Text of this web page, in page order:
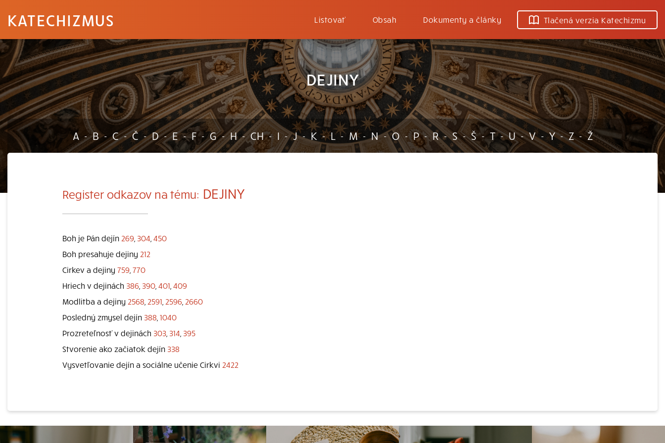
KATECHIZMUS Listovať Obsah Dokumenty a články Tlačená verzia Katechizmu
DEJINY
A - B - C - Č - D - E - F - G - H - CH - I - J - K - L - M - N - O - P - R - S - Š - T - U - V - Y - Z - Ž
Register odkazov na tému: DEJINY
Boh je Pán dejín 269 304 450
Boh presahuje dejiny 212
Cirkev a dejiny 759 770
Hriech v dejinách 386 390 401 409
Modlitba a dejiny 2568 2591 2596 2660
Posledný zmysel dejín 388 1040
Prozreteľnosť v dejinách 303 314 395
Stvorenie ako začiatok dejín 338
Vysvetľovanie dejín a sociálne učenie Cirkvi 2422